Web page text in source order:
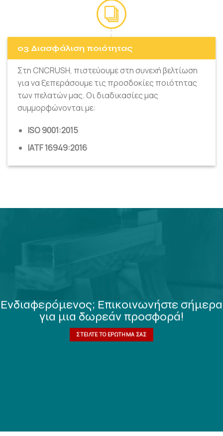
03 Διασφάλιση ποιότητας
Στη CNCRUSH, πιστεύουμε στη συνεχή βελτίωση
για να ξεπεράσουμε τις προσδοκίες ποιότητας
των πελατών μας. Οι διαδικασίες μας
συμμορφώνονται με:
ISO 9001:2015
IATF 16949:2016
Ενδιαφερόμενος; Επικοινωνήστε σήμερα
για μια δωρεάν προσφορά!
ΣΤΕΊΛΤΕ ΤΟ ΕΡΏΤΗΜΆ ΣΑΣ